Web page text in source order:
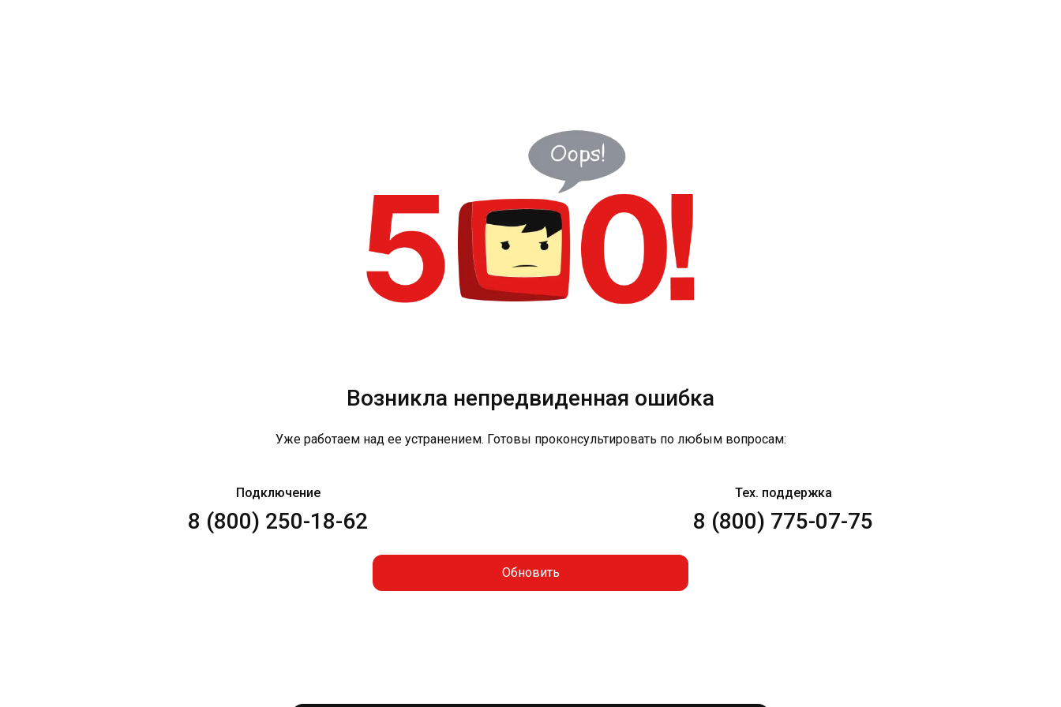
Возникла непредвиденная ошибка
Уже работаем над ее устранением. Готовы проконсультировать по любым вопросам:
Подключение
8 (800) 250-18-62
Тех. поддержка
8 (800) 775-07-75
Обновить